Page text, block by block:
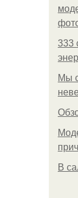
333
Мы
В